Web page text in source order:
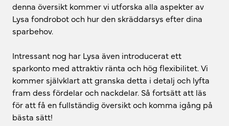
denna översikt kommer vi utforska alla aspekter av
Lysa fondrobot och hur den skräddarsys efter dina
sparbehov.
Intressant nog har Lysa även introducerat ett
sparkonto med attraktiv ränta och hög flexibilitet. Vi
kommer självklart att granska detta i detalj och lyfta
fram dess fördelar och nackdelar. Så fortsätt att läs
för att få en fullständig översikt och komma igång på
bästa sätt!